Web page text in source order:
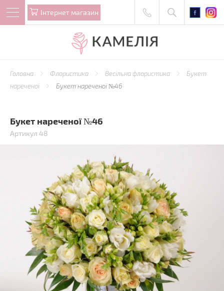
Iнтернет магазин
Головна Флористика Весільна флористика
Букет
нареченої
Букет нареченої №46
Букет нареченої №46
Артикул 48